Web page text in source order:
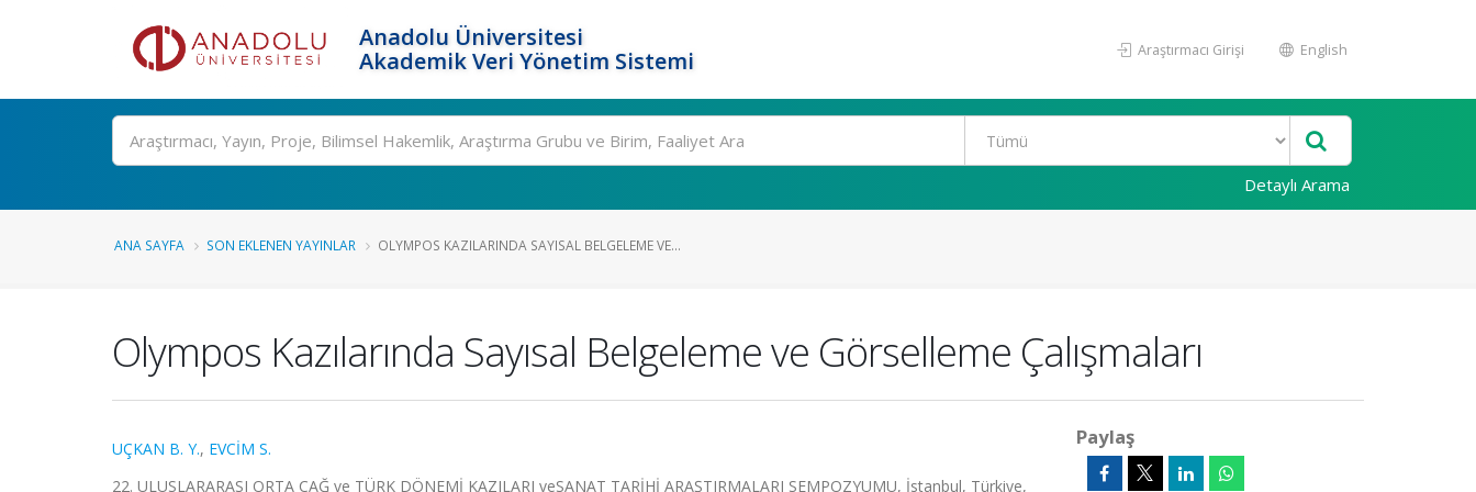
Anadolu Üniversitesi
Akademik Veri Yönetim Sistemi
Araştırmacı Girişi English
Ara
Detaylı Arama
ANA SAYFA SON EKLENEN YAYINLAR OLYMPOS KAZILARINDA SAYISAL BELGELEME VE...
Olympos Kazılarında Sayısal Belgeleme ve Görselleme Çalışmaları
UÇKAN B. Y., EVCİM S.
22. ULUSLARARASI ORTA ÇAĞ ve TÜRK DÖNEMİ KAZILARI veSANAT TARİHİ ARAŞTIRMALARI SEMPOZYUMU, İstanbul, Türkiye,
Paylaş